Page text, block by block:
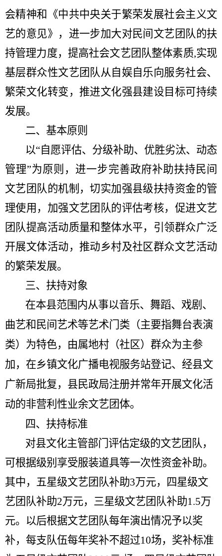
会精神和《中共中央关于繁荣发展社会主义文
艺的意见》，进一步加大对民间文艺团队的扶
持管理力度，提高社会文艺团队整体素质,实现
基层群众性文艺团队从自娱自乐向服务社会、
繁荣文化转变，推进文化强县建设目标可持续
发展。
二、基本原则
以“自愿评估、分级补助、优胜劣汰、动态
管理”为原则，进一步完善政府补助扶持民间
文艺团队的机制，切实加强县级扶持资金的管
理使用，加强文艺团队的评估考核，促进文艺
团队提高活动质量和整体水平，引领群众广泛
开展文体活动，推动乡村及社区群众文艺活动
的繁荣发展。
三、扶持对象
在本县范围内从事以音乐、舞蹈、戏剧、
曲艺和民间艺术等艺术门类（主要指舞台表演
类）为特色，由属地村（社区）群众为主参
加，在乡镇文化广播电视服务站登记、经县文
广新局批复，县民政局注册并常年开展文化活
动的非营利性业余文艺团体。
四、扶持标准
对县文化主管部门评估定级的文艺团队，
可根据级别享受服装道具等一次性资金补助。
其中，五星级文艺团队补助3万元，四星级文
艺团队补助2万元，三星级文艺团队补助1.5万
元。以后根据文艺团队每年演出情况予以奖
补，每支队伍每年奖补不超过10场，奖补标准